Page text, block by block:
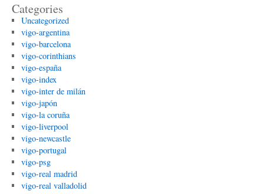
Categories
Uncategorized
vigo-argentina
vigo-barcelona
vigo-corinthians
vigo-españa
vigo-index
vigo-inter de milán
vigo-japón
vigo-la coruña
vigo-liverpool
vigo-newcastle
vigo-portugal
vigo-psg
vigo-real madrid
vigo-real valladolid